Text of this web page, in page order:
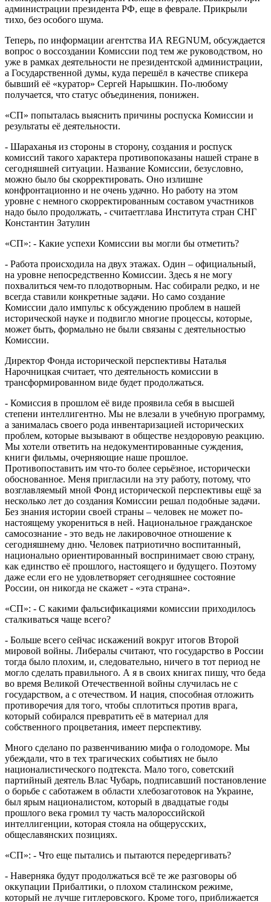
администрации президента РФ, еще в феврале. Прикрыли
тихо, без особого шума.
Теперь, по информации агентства ИА REGNUM, обсуждается
вопрос о воссоздании Комиссии под тем же руководством, но
уже в рамках деятельности не президентской администрации,
а Государственной думы, куда перешёл в качестве спикера
бывший её «куратор» Сергей Нарышкин. По-любому
получается, что статус объединения, понижен.
«СП» попыталась выяснить причины роспуска Комиссии и
результаты её деятельности.
- Шараханья из стороны в сторону, создания и роспуск
комиссий такого характера противопоказаны нашей стране в
сегодняшней ситуации. Название Комиссии, безусловно,
можно было бы скорректировать. Оно излишне
конфронтационно и не очень удачно. Но работу на этом
уровне с немного скорректированным составом участников
надо было продолжать, - считаетглава Института стран СНГ
Константин Затулин
«СП»: - Какие успехи Комиссии вы могли бы отметить?
- Работа происходила на двух этажах. Один – официальный,
на уровне непосредственно Комиссии. Здесь я не могу
похвалиться чем-то плодотворным. Нас собирали редко, и не
всегда ставили конкретные задачи. Но само создание
Комиссии дало импульс к обсуждению проблем в нашей
исторической науке и подвигло многие процессы, которые,
может быть, формально не были связаны с деятельностью
Комиссии.
Директор Фонда исторической перспективы Наталья
Нарочницкая считает, что деятельность комиссии в
трансформированном виде будет продолжаться.
- Комиссия в прошлом её виде проявила себя в высшей
степени интеллигентно. Мы не влезали в учебную программу,
а занималась своего рода инвентаризацией исторических
проблем, которые вызывают в обществе нездоровую реакцию.
Мы хотели ответить на недокументированные суждения,
книги фильмы, очерняющие наше прошлое.
Противопоставить им что-то более серьёзное, исторически
обоснованное. Меня пригласили на эту работу, потому, что
возглавляемый мной Фонд исторической перспективы ещё за
несколько лет до создания Комиссии решал подобные задачи.
Без знания истории своей страны – человек не может по-
настоящему укорениться в ней. Национальное гражданское
самосознание - это ведь не лакировочное отношение к
сегодняшнему дню. Человек патриотично воспитанный,
национально ориентированный воспринимает свою страну,
как единство её прошлого, настоящего и будущего. Поэтому
даже если его не удовлетворяет сегодняшнее состояние
России, он никогда не скажет - «эта страна».
«СП»: - С какими фальсификациями комиссии приходилось
сталкиваться чаще всего?
- Больше всего сейчас искажений вокруг итогов Второй
мировой войны. Либералы считают, что государство в России
тогда было плохим, и, следовательно, ничего в тот период не
могло сделать правильного. А я в своих книгах пишу, что беда
во время Великой Отечественной войны случилась не с
государством, а с отечеством. И нация, способная отложить
противоречия для того, чтобы сплотиться против врага,
который собирался превратить её в материал для
собственного процветания, имеет перспективу.
Много сделано по развенчиванию мифа о голодоморе. Мы
убеждали, что в тех трагических событиях не было
националистического подтекста. Мало того, советский
партийный деятель Влас Чубарь, подписавший постановление
о борьбе с саботажем в области хлебозаготовок на Украине,
был ярым националистом, который в двадцатые годы
прошлого века громил ту часть малороссийской
интеллигенции, которая стояла на общерусских,
общеславянских позициях.
«СП»: - Что еще пытались и пытаются передергивать?
- Наверняка будут продолжаться всё те же разговоры об
оккупации Прибалтики, о плохом сталинском режиме,
который не лучше гитлеровского. Кроме того, приближается